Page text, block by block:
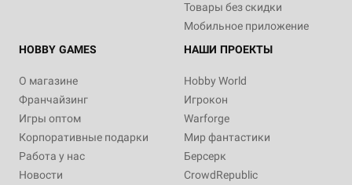
Товары без скидки
Мобильное приложение
HOBBY GAMES
О магазине
Франчайзинг
Игры оптом
Корпоративные подарки
Работа у нас
Новости
НАШИ ПРОЕКТЫ
Hobby World
Игрокон
Warforge
Мир фантастики
Берсерк
CrowdRepublic